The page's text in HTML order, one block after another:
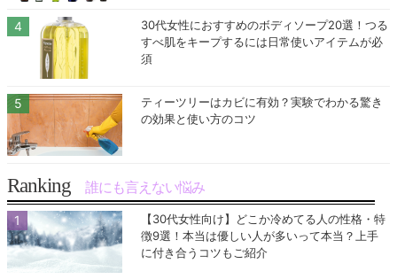
30代女性におすすめのボディソープ20選！つる
すべ肌をキープするには日常使いアイテムが必
須
ティーツリーはカビに有効？実験でわかる驚き
の効果と使い方のコツ
Ranking 誰にも言えない悩み
【30代女性向け】どこか冷めてる人の性格・特
徴9選！本当は優しい人が多いって本当？上手
に付き合うコツもご紹介